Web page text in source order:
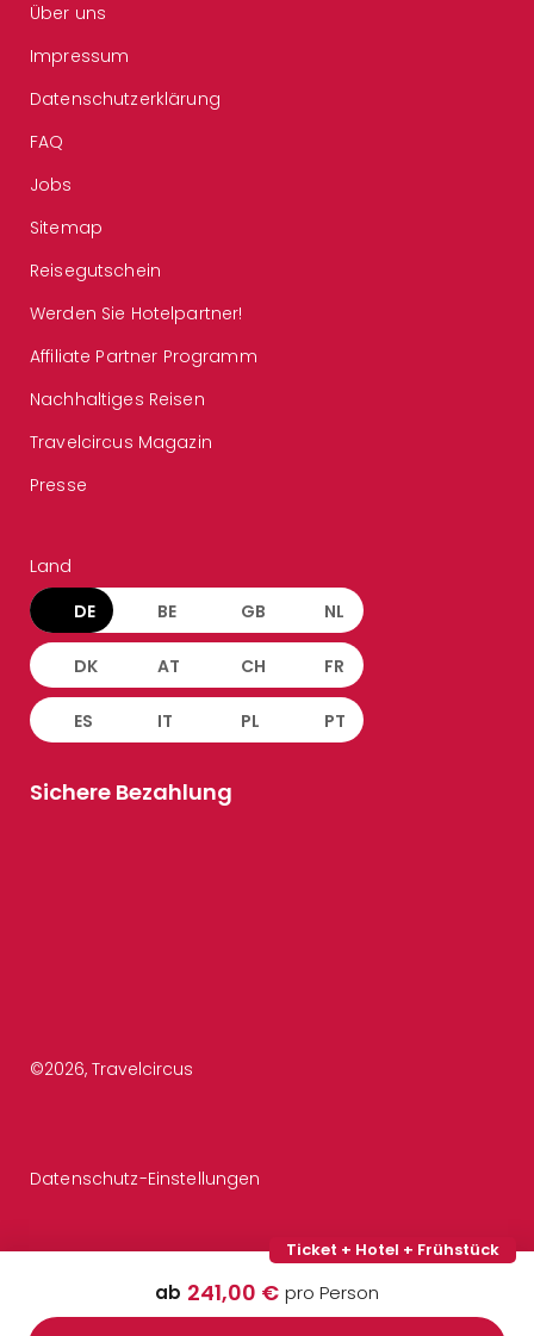
Ticket + Hotel + Frühstück
ab 241,00 € pro Person
Über uns
Impressum
Datenschutzerklärung
FAQ
Jobs
Sitemap
Reisegutschein
Werden Sie Hotelpartner!
Affiliate Partner Programm
Nachhaltiges Reisen
Travelcircus Magazin
Presse
Land
DE BE GB NL
DK AT CH FR
ES IT PL PT
Sichere Bezahlung
©2026, Travelcircus
Datenschutz-Einstellungen